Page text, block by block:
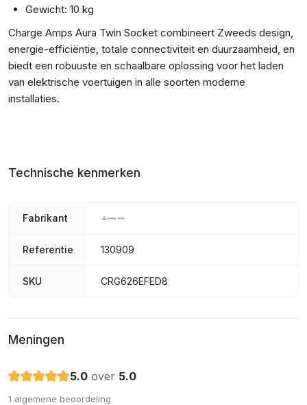
Gewicht: 10 kg
Charge Amps Aura Twin Socket combineert Zweeds design,
energie-efficiëntie, totale connectiviteit en duurzaamheid, en
biedt een robuuste en schaalbare oplossing voor het laden
van elektrische voertuigen in alle soorten moderne
installaties.
Technische kenmerken
Fabrikant
Referentie 130909
SKU CRG626EFED8
Meningen
5.0 over 5.0
1 algemene beoordeling